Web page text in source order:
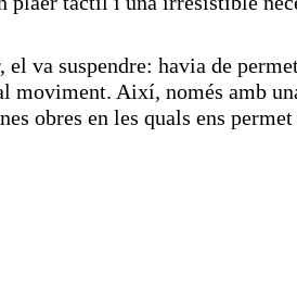
va suspendre: havia de
moviment. Així, només amb
obres en les quals ens